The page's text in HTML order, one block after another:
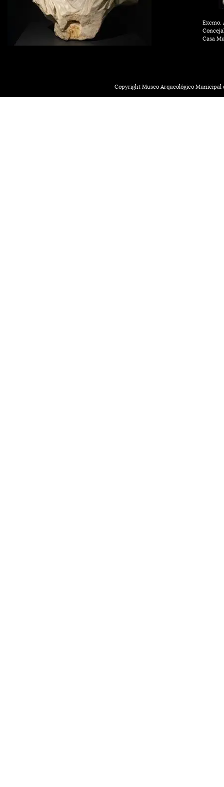
Excmo.
Casa
Copyright Museo Arqueológico Municipal